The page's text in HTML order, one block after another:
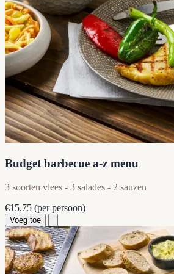
Budget barbecue a-z menu
3 soorten vlees - 3 salades - 2 sauzen
€15,75 (per persoon)
Voeg toe